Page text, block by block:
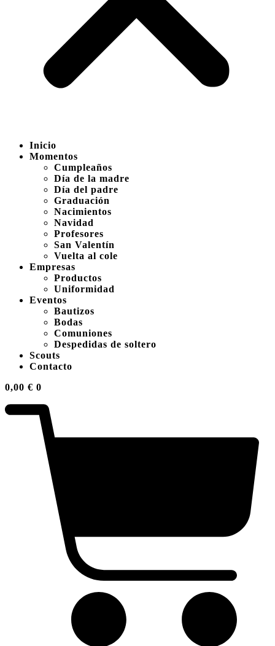
Inicio
Momentos
Cumpleaños
Día de la madre
Día del padre
Graduación
Nacimientos
Navidad
Profesores
San Valentín
Vuelta al cole
Empresas
Productos
Uniformidad
Eventos
Bautizos
Bodas
Comuniones
Despedidas de soltero
Scouts
Contacto
0,00 € 0